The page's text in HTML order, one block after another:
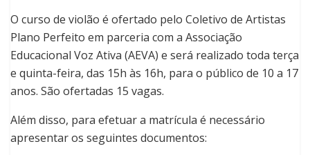
O curso de violão é ofertado pelo Coletivo de Artistas
Plano Perfeito em parceria com a Associação
Educacional Voz Ativa (AEVA) e será realizado toda terça
e quinta-feira, das 15h às 16h, para o público de 10 a 17
anos. São ofertadas 15 vagas.
Além disso, para efetuar a matrícula é necessário
apresentar os seguintes documentos: